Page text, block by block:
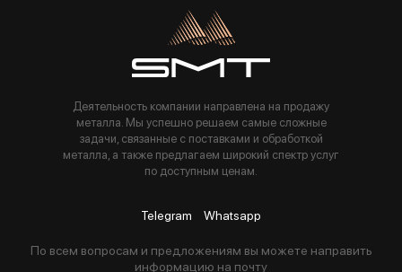
Пользуясь данной формой вы соглашаетесь с политикой компании
Деятельность компании направлена на продажу
металла. Мы успешно решаем самые сложные
задачи, связанные с поставками и обработкой
металла, а также предлагаем широкий спектр услуг
по доступным ценам.
Telegram Whatsapp
По всем вопросам и предложениям вы можете направить
информацию на почту